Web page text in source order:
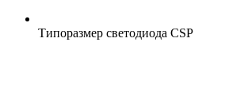
Типоразмер светодиода CSP